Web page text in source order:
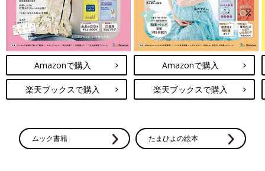
Amazonで購入
楽天ブックスで購入
Amazonで購入
楽天ブックスで購入
ムック書籍 たまひよの絵本